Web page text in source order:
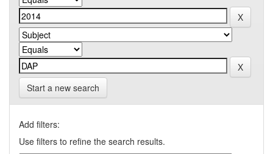
Start a new search
Add filters:
Use filters to refine the search results.